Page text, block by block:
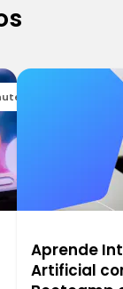
Aprende
Artificial